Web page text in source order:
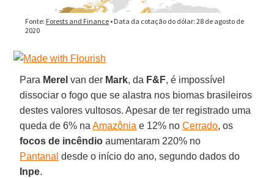
Para Merel van der Mark, da F&F, é impossível
dissociar o fogo que se alastra nos biomas brasileiros
destes valores vultosos. Apesar de ter registrado uma
queda de 6% naAmazônia e 12% noCerrado, os
focos de incêndio aumentaram 220% no
Pantanal desde o início do ano, segundo dados do
Inpe.